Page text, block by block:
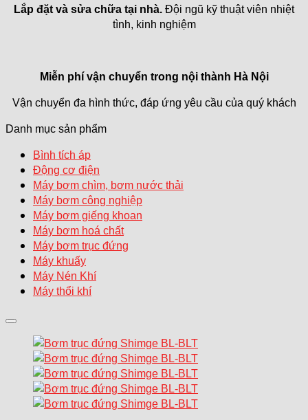
Lắp đặt và sửa chữa tại nhà.Đội ngũ kỹ thuật viên nhiệt
tình, kinh nghiệm
Miễn phí vận chuyển trong nội thành Hà Nội
Vận chuyển đa hình thức, đáp ứng yêu cầu của quý khách
Danh mục sản phẩm
Bình tích áp
Động cơ điện
Máy bơm chìm, bơm nước thải
Máy bơm công nghiệp
Máy bơm giếng khoan
Máy bơm hoá chất
Máy bơm trục đứng
Máy khuấy
Máy Nén Khí
Máy thổi khí